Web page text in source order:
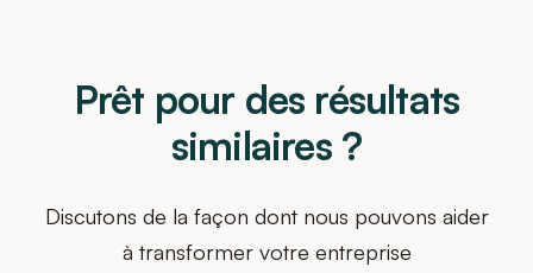
Prêt pour des résultats
similaires ?
Discutons de la façon dont nous pouvons aider
à transformer votre entreprise